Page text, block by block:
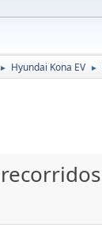
► Hyundai Kona EV ►